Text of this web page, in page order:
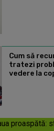
Cum să
tratezi
vedere la